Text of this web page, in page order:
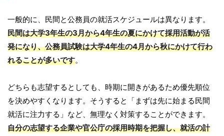
一般的に、民間と公務員の就活スケジュールは異なります。
民間は大学3年生の3月から4年生の夏にかけて採用活動が活
発になり、公務員試験は大学4年生の4月から秋にかけて行わ
れることが多いです。
どちらも志望するとしても、時期に開きがあるため優先順位
を決めやすくなります。そうすると「まずは先に始まる民間
就活に注力する」など、無理なく対策することができます。
自分の志望する企業や官公庁の採用時期を把握し、就活の計